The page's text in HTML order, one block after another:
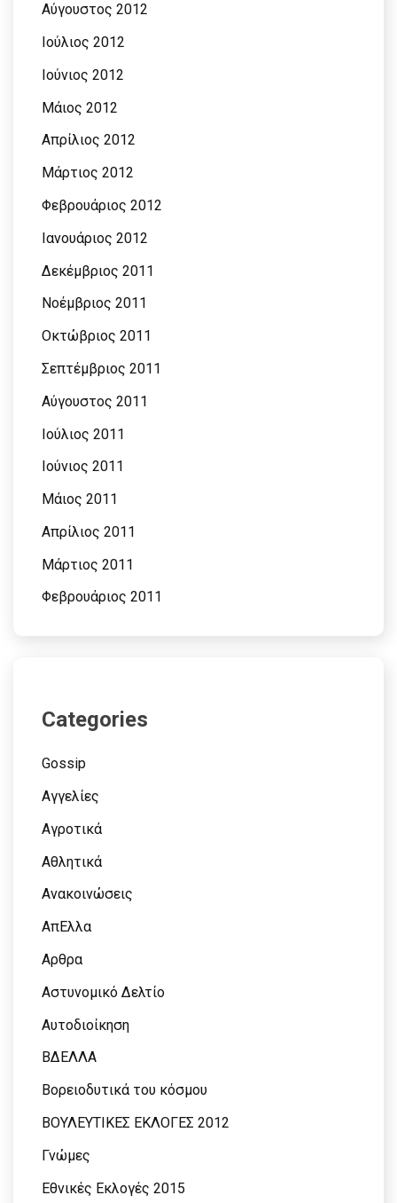
Αύγουστος 2012
Ιούλιος 2012
Ιούνιος 2012
Μάιος 2012
Απρίλιος 2012
Μάρτιος 2012
Φεβρουάριος 2012
Ιανουάριος 2012
Δεκέμβριος 2011
Νοέμβριος 2011
Οκτώβριος 2011
Σεπτέμβριος 2011
Αύγουστος 2011
Ιούλιος 2011
Ιούνιος 2011
Μάιος 2011
Απρίλιος 2011
Μάρτιος 2011
Φεβρουάριος 2011
Categories
Gossip
Αγγελίες
Αγροτικά
Αθλητικά
Ανακοινώσεις
ΑπΕλλα
Αρθρα
Αστυνομικό Δελτίο
Αυτοδιοίκηση
ΒΔΕΛΛΑ
Βορειοδυτικά του κόσμου
ΒΟΥΛΕΥΤΙΚΕΣ ΕΚΛΟΓΕΣ 2012
Γνώμες
Εθνικές Εκλογές 2015